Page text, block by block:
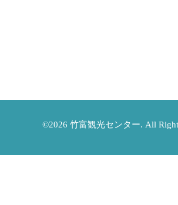
©2026 竹富観光センター. All